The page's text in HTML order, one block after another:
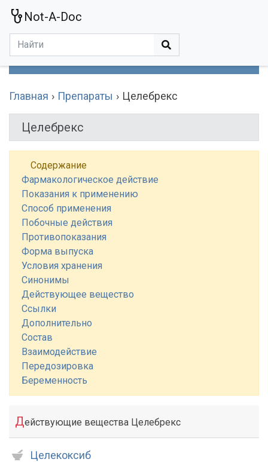
Not-A-Doc
Главная Препараты Целебрекс
Целебрекс
Содержание
Фармакологическое действие
Показания к применению
Способ применения
Побочные действия
Противопоказания
Форма выпуска
Условия хранения
Синонимы
Действующее вещество
Ссылки
Дополнительно
Состав
Взаимодействие
Передозировка
Беременность
Действующие вещества Целебрекс
Целекоксиб